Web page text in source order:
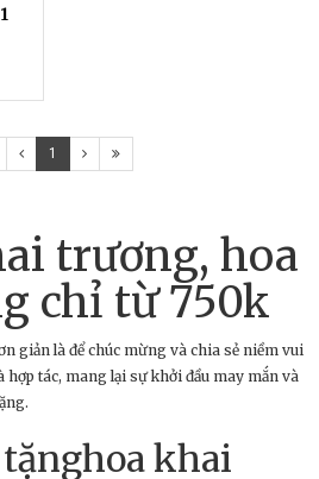
1
trương, hoa
chỉ từ 750k
giản là để chúc mừng và chia sẻ niềm vui
tác, mang lại sự khởi đầu may mắn và
khai